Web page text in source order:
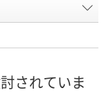
されていま